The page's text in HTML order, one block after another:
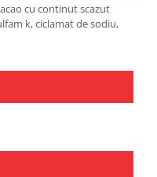
cu continut scazut
k, ciclamat de sodiu,